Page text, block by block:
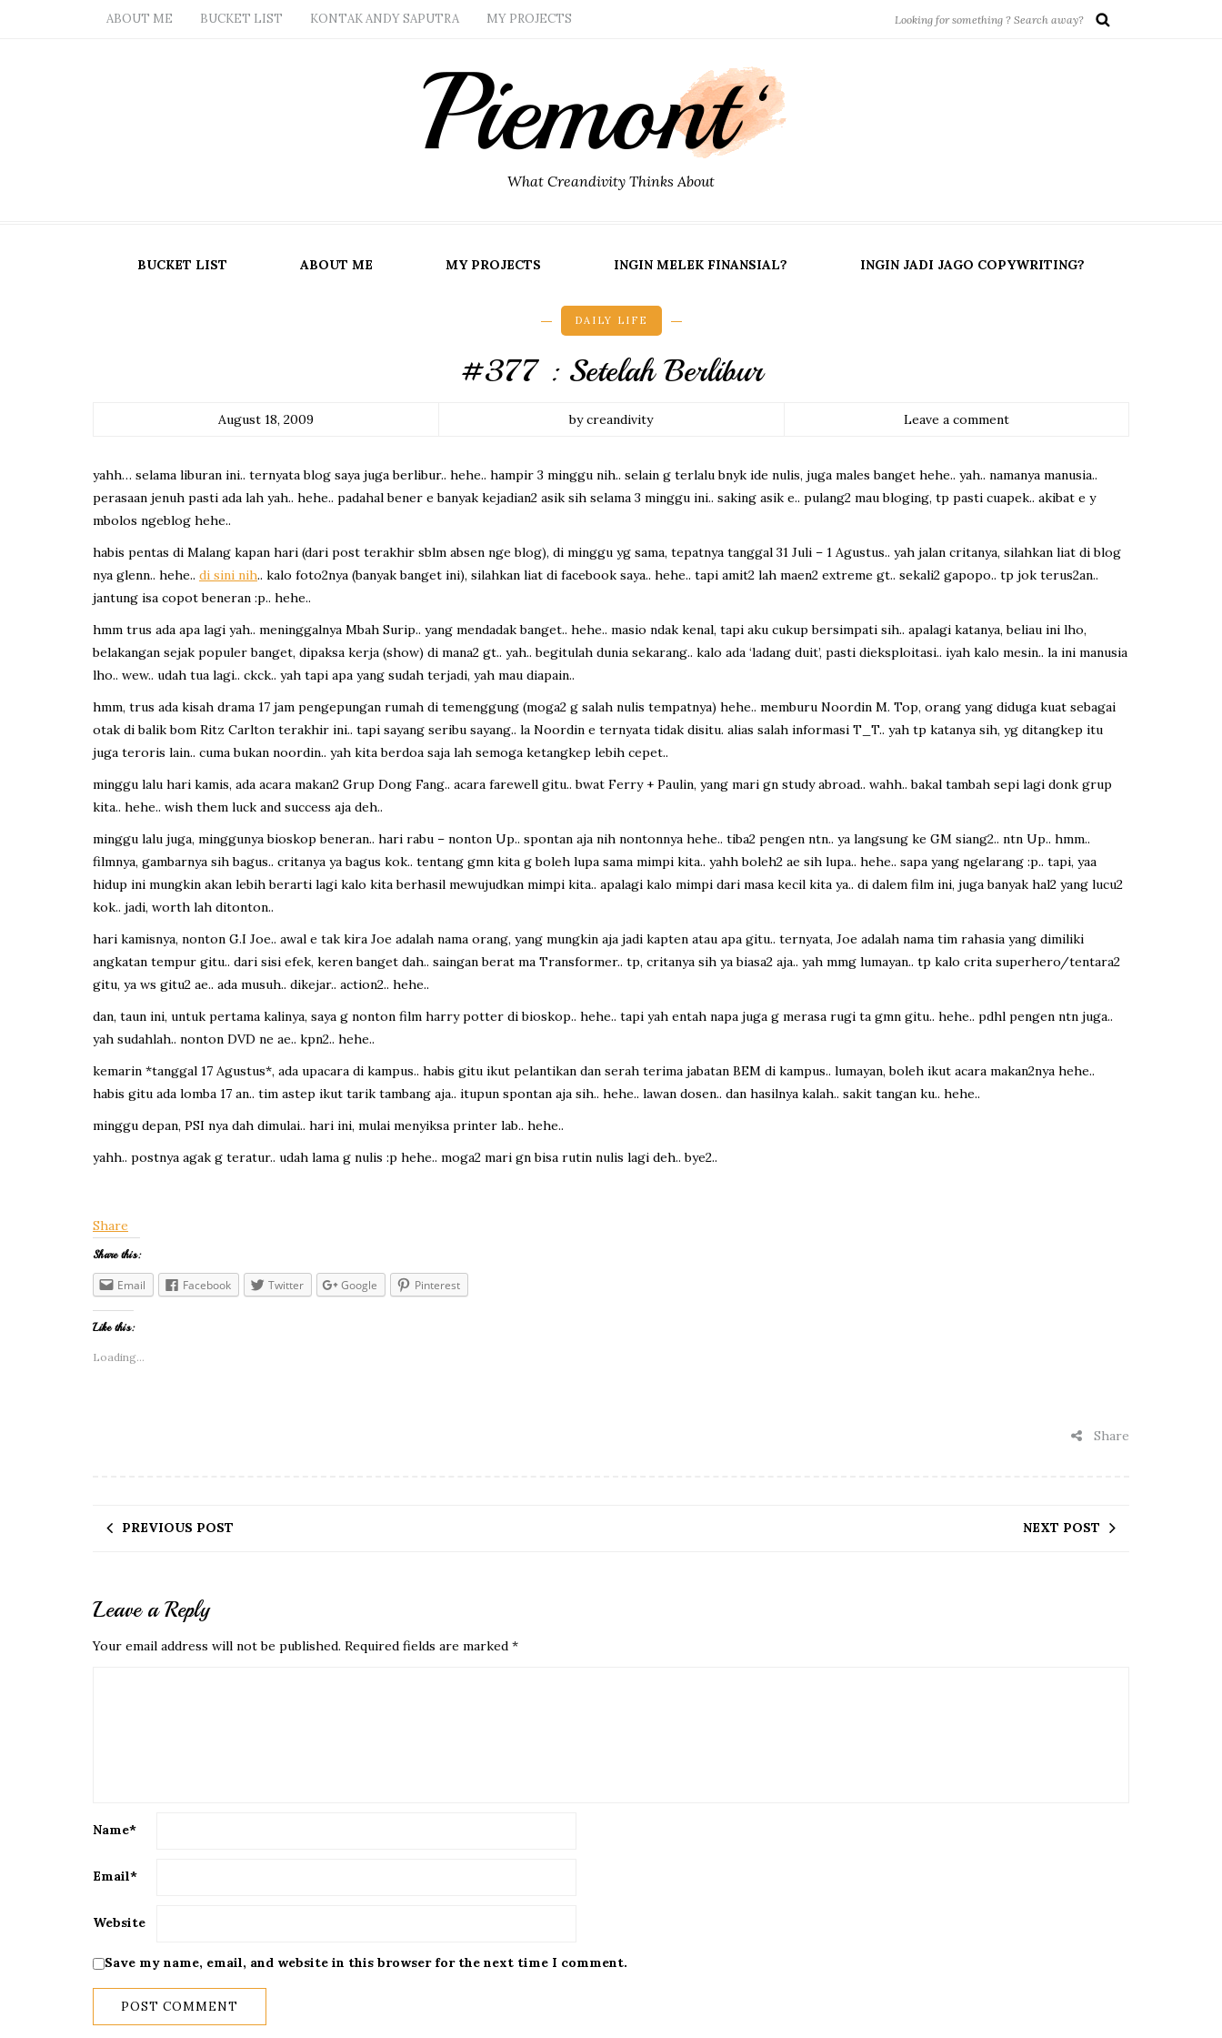
ABOUT ME BUCKET LIST KONTAK ANDY SAPUTRA MY PROJECTS
What Creandivity Thinks About
BUCKET LIST ABOUT ME MY PROJECTS INGIN MELEK FINANSIAL? INGIN JADI JAGO COPYWRITING?
DAILY LIFE
#377 : Setelah Berlibur
August 18, 2009 by creandivity Leave a comment
yahh… selama liburan ini.. ternyata blog saya juga berlibur.. hehe.. hampir 3 minggu nih.. selain g terlalu bnyk ide nulis, juga males banget hehe.. yah.. namanya manusia..
perasaan jenuh pasti ada lah yah.. hehe.. padahal bener e banyak kejadian2 asik sih selama 3 minggu ini.. saking asik e.. pulang2 mau bloging, tp pasti cuapek.. akibat e y
mbolos ngeblog hehe..
habis pentas di Malang kapan hari (dari post terakhir sblm absen nge blog), di minggu yg sama, tepatnya tanggal 31 Juli – 1 Agustus.. yah jalan critanya, silahkan liat di blog
nya glenn.. hehe.. di sini nih.. kalo foto2nya (banyak banget ini), silahkan liat di facebook saya.. hehe.. tapi amit2 lah maen2 extreme gt.. sekali2 gapopo.. tp jok terus2an..
jantung isa copot beneran :p.. hehe..
hmm trus ada apa lagi yah.. meninggalnya Mbah Surip.. yang mendadak banget.. hehe.. masio ndak kenal, tapi aku cukup bersimpati sih.. apalagi katanya, beliau ini lho,
belakangan sejak populer banget, dipaksa kerja (show) di mana2 gt.. yah.. begitulah dunia sekarang.. kalo ada ‘ladang duit’, pasti dieksploitasi.. iyah kalo mesin.. la ini manusia
lho.. wew.. udah tua lagi.. ckck.. yah tapi apa yang sudah terjadi, yah mau diapain..
hmm, trus ada kisah drama 17 jam pengepungan rumah di temenggung (moga2 g salah nulis tempatnya) hehe.. memburu Noordin M. Top, orang yang diduga kuat sebagai
otak di balik bom Ritz Carlton terakhir ini.. tapi sayang seribu sayang.. la Noordin e ternyata tidak disitu. alias salah informasi T_T.. yah tp katanya sih, yg ditangkep itu
juga teroris lain.. cuma bukan noordin.. yah kita berdoa saja lah semoga ketangkep lebih cepet..
minggu lalu hari kamis, ada acara makan2 Grup Dong Fang.. acara farewell gitu.. bwat Ferry + Paulin, yang mari gn study abroad.. wahh.. bakal tambah sepi lagi donk grup
kita.. hehe.. wish them luck and success aja deh..
minggu lalu juga, minggunya bioskop beneran.. hari rabu – nonton Up.. spontan aja nih nontonnya hehe.. tiba2 pengen ntn.. ya langsung ke GM siang2.. ntn Up.. hmm..
filmnya, gambarnya sih bagus.. critanya ya bagus kok.. tentang gmn kita g boleh lupa sama mimpi kita.. yahh boleh2 ae sih lupa.. hehe.. sapa yang ngelarang :p.. tapi, yaa
hidup ini mungkin akan lebih berarti lagi kalo kita berhasil mewujudkan mimpi kita.. apalagi kalo mimpi dari masa kecil kita ya.. di dalem film ini, juga banyak hal2 yang lucu2
kok.. jadi, worth lah ditonton..
hari kamisnya, nonton G.I Joe.. awal e tak kira Joe adalah nama orang, yang mungkin aja jadi kapten atau apa gitu.. ternyata, Joe adalah nama tim rahasia yang dimiliki
angkatan tempur gitu.. dari sisi efek, keren banget dah.. saingan berat ma Transformer.. tp, critanya sih ya biasa2 aja.. yah mmg lumayan.. tp kalo crita superhero/tentara2
gitu, ya ws gitu2 ae.. ada musuh.. dikejar.. action2.. hehe..
dan, taun ini, untuk pertama kalinya, saya g nonton film harry potter di bioskop.. hehe.. tapi yah entah napa juga g merasa rugi ta gmn gitu.. hehe.. pdhl pengen ntn juga..
yah sudahlah.. nonton DVD ne ae.. kpn2.. hehe..
kemarin *tanggal 17 Agustus*, ada upacara di kampus.. habis gitu ikut pelantikan dan serah terima jabatan BEM di kampus.. lumayan, boleh ikut acara makan2nya hehe..
habis gitu ada lomba 17 an.. tim astep ikut tarik tambang aja.. itupun spontan aja sih.. hehe.. lawan dosen.. dan hasilnya kalah.. sakit tangan ku.. hehe..
minggu depan, PSI nya dah dimulai.. hari ini, mulai menyiksa printer lab.. hehe..
yahh.. postnya agak g teratur.. udah lama g nulis :p hehe.. moga2 mari gn bisa rutin nulis lagi deh.. bye2..
Share
Share this:
Email Facebook Twitter Google Pinterest
Like this:
Loading...
Share
PREVIOUS POST NEXT POST
Leave a Reply
Your email address will not be published. Required fields are marked *
Name*
Email*
Website
Save my name, email, and website in this browser for the next time I comment.